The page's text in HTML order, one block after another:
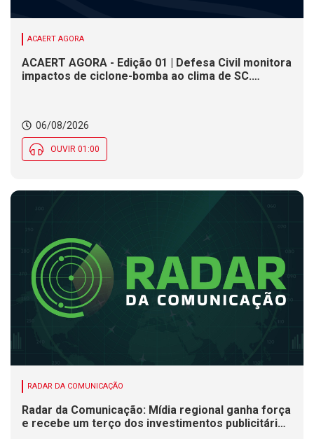
ACAERT AGORA
ACAERT AGORA - Edição 01 | Defesa Civil monitora
impactos de ciclone-bomba ao clima de SC.
seletivo nesta quinta (6)
06/08/2026
OUVIR 01:00
RADAR DA COMUNICAÇÃO
Radar da Comunicação: Mídia regional ganha força
e recebe um terço dos investimentos publicitários